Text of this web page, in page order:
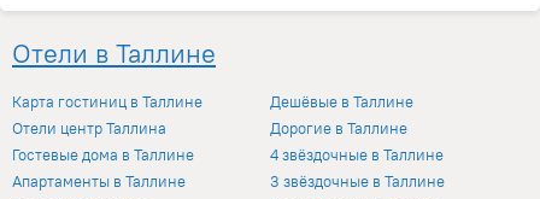
Отели в Таллине
Карта гостиниц в Таллине
Отели центр Таллина
Гостевые дома в Таллине
Апартаменты в Таллине
Дешёвые в Таллине
Дорогие в Таллине
4 звёздочные в Таллине
3 звёздочные в Таллине